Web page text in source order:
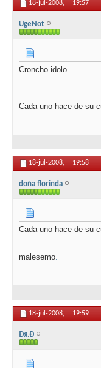
18-jul-2008, 19:57
UgeNot
Croncho idolo.
Cada uno hace de su
18-jul-2008, 19:58
doña florinda
Cada uno hace de su
malesemo.
18-jul-2008, 19:59
Ðя.Ð